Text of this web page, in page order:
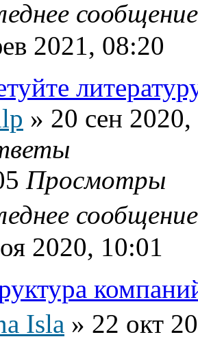
2021, 08:20
» 20 сен
Просмотры
2020, 10:01
Isla » 22 окт